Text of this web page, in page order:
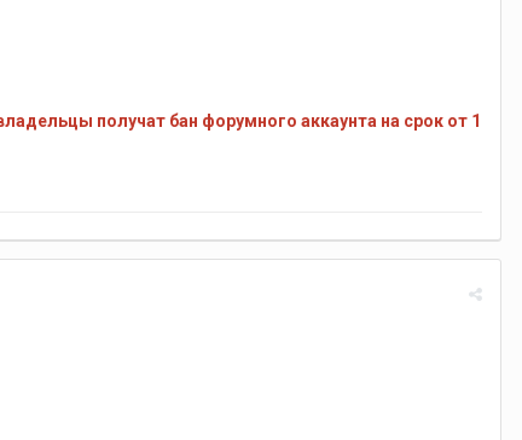
получат бан форумного аккаунта на срок от 1